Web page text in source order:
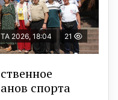
2026, 18:04 21
спорта